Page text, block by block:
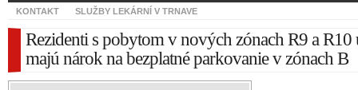
KONTAKT SLUŽBY LEKÁRNÍ V TRNAVE
Rezidenti s pobytom v nových zónach R9 a R10
majú nárok na bezplatné parkovanie v zónach B